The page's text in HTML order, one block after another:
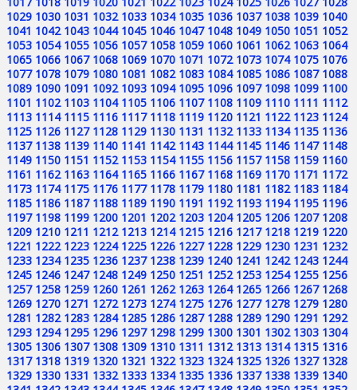
1029 1030 1031 1032 1033 1034 1035 1036 1037 1038 1039 1040
1041 1042 1043 1044 1045 1046 1047 1048 1049 1050 1051 1052
1053 1054 1055 1056 1057 1058 1059 1060 1061 1062 1063 1064
1065 1066 1067 1068 1069 1070 1071 1072 1073 1074 1075 1076
1077 1078 1079 1080 1081 1082 1083 1084 1085 1086 1087 1088
1089 1090 1091 1092 1093 1094 1095 1096 1097 1098 1099 1100
1101 1102 1103 1104 1105 1106 1107 1108 1109 1110 1111 1112
1113 1114 1115 1116 1117 1118 1119 1120 1121 1122 1123 1124
1125 1126 1127 1128 1129 1130 1131 1132 1133 1134 1135 1136
1137 1138 1139 1140 1141 1142 1143 1144 1145 1146 1147 1148
1149 1150 1151 1152 1153 1154 1155 1156 1157 1158 1159 1160
1161 1162 1163 1164 1165 1166 1167 1168 1169 1170 1171 1172
1173 1174 1175 1176 1177 1178 1179 1180 1181 1182 1183 1184
1185 1186 1187 1188 1189 1190 1191 1192 1193 1194 1195 1196
1197 1198 1199 1200 1201 1202 1203 1204 1205 1206 1207 1208
1209 1210 1211 1212 1213 1214 1215 1216 1217 1218 1219 1220
1221 1222 1223 1224 1225 1226 1227 1228 1229 1230 1231 1232
1233 1234 1235 1236 1237 1238 1239 1240 1241 1242 1243 1244
1245 1246 1247 1248 1249 1250 1251 1252 1253 1254 1255 1256
1257 1258 1259 1260 1261 1262 1263 1264 1265 1266 1267 1268
1269 1270 1271 1272 1273 1274 1275 1276 1277 1278 1279 1280
1281 1282 1283 1284 1285 1286 1287 1288 1289 1290 1291 1292
1293 1294 1295 1296 1297 1298 1299 1300 1301 1302 1303 1304
1305 1306 1307 1308 1309 1310 1311 1312 1313 1314 1315 1316
1317 1318 1319 1320 1321 1322 1323 1324 1325 1326 1327 1328
1329 1330 1331 1332 1333 1334 1335 1336 1337 1338 1339 1340